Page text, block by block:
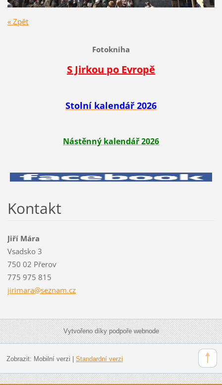
« Zpět
Fotokniha
S Jirkou po Evropě
Stolní kalendář 2026
Nástěnný kalendář 2026
Kontakt
Jiří Mára
Vsadsko 3
750 02 Přerov
775 975 815
jirimara@seznam.cz
Vytvořeno díky podpoře webnode
Zobrazit: Mobilní verzi Standardní verzi